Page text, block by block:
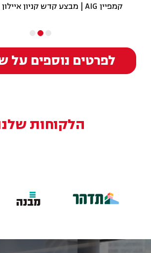
קמפיין AIG | מבצע קדש קניון איילון 3040+3050
לפרטים נוספים על
הלקוחות